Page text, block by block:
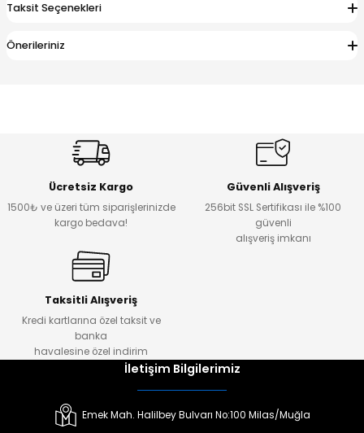
Taksit Seçenekleri
Önerileriniz
Ücretsiz Kargo
1500₺ ve üzeri tüm siparişlerinizde
kargo bedava!
Güvenli Alışveriş
256bit SSL Sertifikası ile %100
güvenli
alışveriş imkanı
Taksitli Alışveriş
Kredi kartlarına özel taksit ve
banka
havalesine özel indirim
İletişim Bilgilerimiz
Emek Mah. Halilbey Bulvarı No:100 Milas/Muğla